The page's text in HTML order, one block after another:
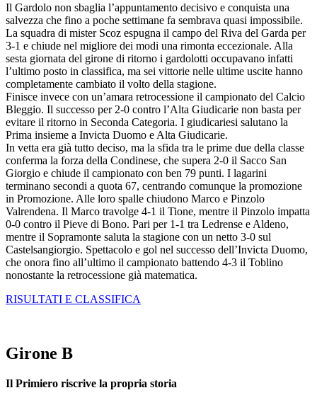
Il Gardolo non sbaglia l’appuntamento decisivo e conquista una
salvezza che fino a poche settimane fa sembrava quasi impossibile.
La squadra di mister Scoz espugna il campo del Riva del Garda per
3-1 e chiude nel migliore dei modi una rimonta eccezionale. Alla
sesta giornata del girone di ritorno i gardolotti occupavano infatti
l’ultimo posto in classifica, ma sei vittorie nelle ultime uscite hanno
completamente cambiato il volto della stagione.
Finisce invece con un’amara retrocessione il campionato del Calcio
Bleggio. Il successo per 2-0 contro l’Alta Giudicarie non basta per
evitare il ritorno in Seconda Categoria. I giudicariesi salutano la
Prima insieme a Invicta Duomo e Alta Giudicarie.
In vetta era già tutto deciso, ma la sfida tra le prime due della classe
conferma la forza della Condinese, che supera 2-0 il Sacco San
Giorgio e chiude il campionato con ben 79 punti. I lagarini
terminano secondi a quota 67, centrando comunque la promozione
in Promozione. Alle loro spalle chiudono Marco e Pinzolo
Valrendena. Il Marco travolge 4-1 il Tione, mentre il Pinzolo impatta
0-0 contro il Pieve di Bono. Pari per 1-1 tra Ledrense e Aldeno,
mentre il Sopramonte saluta la stagione con un netto 3-0 sul
Castelsangiorgio. Spettacolo e gol nel successo dell’Invicta Duomo,
che onora fino all’ultimo il campionato battendo 4-3 il Toblino
nonostante la retrocessione già matematica.
RISULTATI E CLASSIFICA
Girone B
Il Primiero riscrive la propria storia